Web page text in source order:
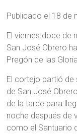
Publicado el 18 de
El viernes doce de
San José Obrero
Pregón de las
El cortejo partió de
de San José
de la tarde para
noche después de
como el Santuario